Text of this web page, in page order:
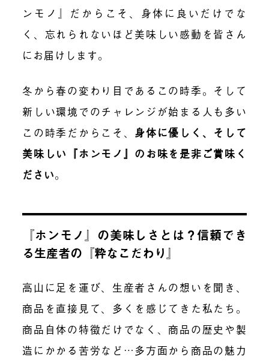
ンモノ』だからこそ、身体に良いだけでな
く、忘れられないほど美味しい感動を皆さん
にお届けします。
冬から春の変わり目であるこの時季。そして
新しい環境でのチャレンジが始まる人も多い
この時季だからこそ、 身体に優しく、そして
美味しい『ホンモノ』のお味を是非ご賞味く
ださい。
『ホンモノ』の美味しさとは？信頼でき
る生産者の『粋なこだわり』
高山に足を運び、生産者さんの想いを聞き、
商品を直接見て、多くを感じてきた私たち。
商品自体の特徴だけでなく、商品の歴史や製
造にかかる苦労など…多方面から商品の魅力